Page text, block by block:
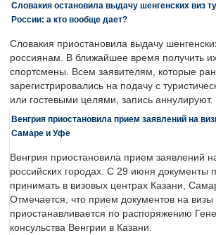
Словакия остановила выдачу шенгенских виз
России: а кто вообще дает?
Словакия приостановила выдачу
россиянам. В ближайшее время получить
спортсмены. Всем заявителям, которые
зарегистрировались на подачу с
или гостевыми целями, запись аннулируют.
Венгрия приостановила прием заявлений на
Самаре и Уфе
Венгрия приостановила прием заявлений
российских городах. С 29 июня документы
принимать в визовых центрах Казани,
Отмечается, что прием документов на визы
приостанавливается по распоряжению
консульства Венгрии в Казани.